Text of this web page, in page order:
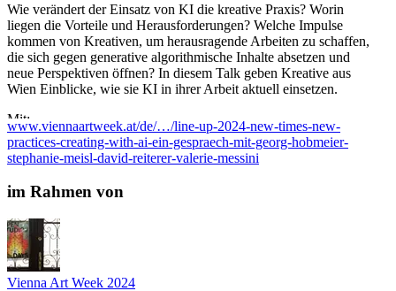
Wie verändert der Einsatz von KI die kreative Praxis? Worin
liegen die Vorteile und Herausforderungen? Welche Impulse
kommen von Kreativen, um herausragende Arbeiten zu schaffen,
die sich gegen generative algorithmische Inhalte absetzen und
neue Perspektiven öffnen? In diesem Talk geben Kreative aus
Wien Einblicke, wie sie KI in ihrer Arbeit aktuell einsetzen.
Mit:
Georg Hobmeier (Founder & CEO Causa Creations Interactive
Media GmbH)
new technology, art and creativity)
Valerie Messini (Architektin, Digitale Künstlerin & Senior
Scientist)
moderiert von Dr.in Jutta Scheibelberger (Wirtschaftsagentur
Wien)
www.viennaartweek.at/de/…/line-up-2024-new-times-new-
practices-creating-with-ai-ein-gespraech-mit-georg-hobmeier-
stephanie-meisl-david-reiterer-valerie-messini
im Rahmen von
Vienna Art Week 2024